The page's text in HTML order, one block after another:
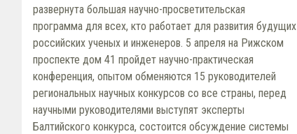
развернута большая научно-просветительская
программа для всех, кто работает для развития будущих
российских ученых и инженеров. 5 апреля на Рижском
проспекте дом 41 пройдет научно-практическая
конференция, опытом обменяются 15 руководителей
региональных научных конкурсов со все страны, перед
научными руководителями выступят эксперты
Балтийского конкурса, состоится обсуждение системы